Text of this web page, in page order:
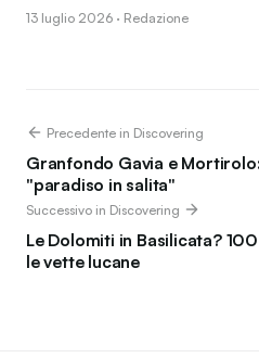
13 luglio 2026 · Redazione
Precedente in Discovering
Granfondo Gavia e
"paradiso in salita"
Successivo in Discovering
Le Dolomiti in Basilicata?
le vette lucane